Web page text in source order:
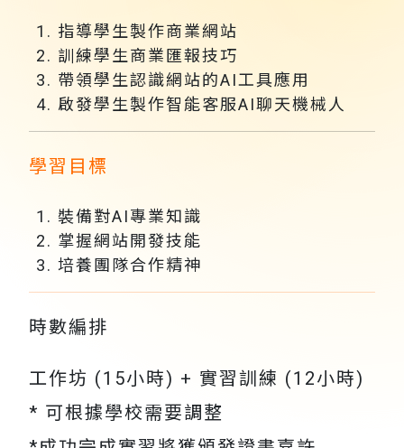
指導學生製作商業網站
訓練學生商業匯報技巧
帶領學生認識網站的AI工具應用
啟發學生製作智能客服AI聊天機械人
學習目標
裝備對AI專業知識
掌握網站開發技能
培養團隊合作精神
時數編排
工作坊 (15小時) + 實習訓練 (12小時)
* 可根據學校需要調整